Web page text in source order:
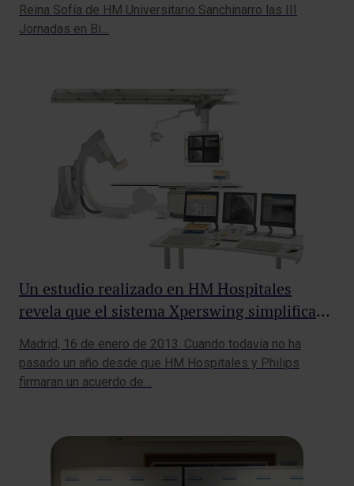
Reina Sofía de HM Universitario Sanchinarro las III
Jornadas en Bi…
Un estudio realizado en HM Hospitales
revela que el sistema Xperswing simplifica
Madrid, 16 de enero de 2013. Cuando todavía no ha
pasado un año desde que HM Hospitales y Philips
firmaran un acuerdo de…